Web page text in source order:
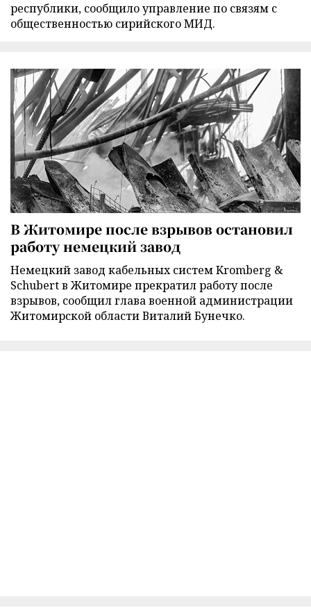
республики, сообщило управление по связям с
общественностью сирийского МИД.
В Житомире после взрывов остановил
работу немецкий завод
Немецкий завод кабельных систем Kromberg &
Schubert в Житомире прекратил работу после
взрывов, сообщил глава военной администрации
Житомирской области Виталий Бунечко.